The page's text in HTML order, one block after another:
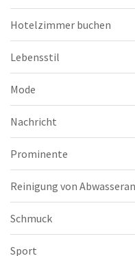
Hotelzimmer buchen
Lebensstil
Mode
Nachricht
Prominente
Reinigung von
Schmuck
Sport